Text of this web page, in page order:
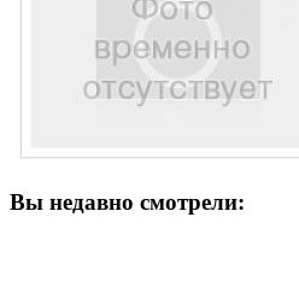
Вы недавно смотрели: